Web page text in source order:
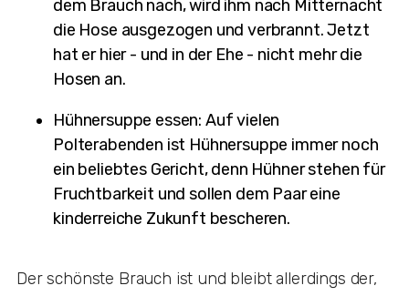
dem Brauch nach, wird ihm nach Mitternacht
die Hose ausgezogen und verbrannt. Jetzt
hat er hier - und in der Ehe - nicht mehr die
Hosen an.
Hühnersuppe essen: Auf vielen
Polterabenden ist Hühnersuppe immer noch
ein beliebtes Gericht, denn Hühner stehen für
Fruchtbarkeit und sollen dem Paar eine
kinderreiche Zukunft bescheren.
Der schönste Brauch ist und bleibt allerdings der,